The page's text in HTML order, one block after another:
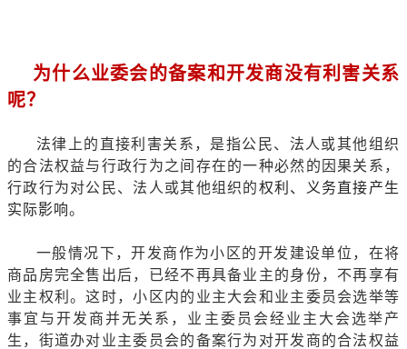
为什么业委会的备案和开发商没有利害关系
呢？
法律上的直接利害关系，是指公民、法人或其他组织
的合法权益与行政行为之间存在的一种必然的因果关系，
行政行为对公民、法人或其他组织的权利、义务直接产生
实际影响。
一般情况下，开发商作为小区的开发建设单位，在将
商品房完全售出后，已经不再具备业主的身份，不再享有
业主权利。这时，小区内的业主大会和业主委员会选举等
事宜与开发商并无关系，业主委员会经业主大会选举产
生，街道办对业主委员会的备案行为对开发商的合法权益